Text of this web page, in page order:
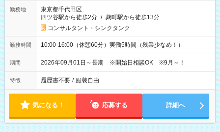
勤務地
東京都千代田区
四ツ谷駅から徒歩2分 / 麹町駅から徒歩13分
コンサルタント・シンクタンク
勤務時間 10:00-16:00（休憩60分）実働5時間（残業少なめ！）
期間 2026年09月01日～長期 ※開始日相談OK ※9月～！
特徴 履歴書不要 / 服装自由
気になる！ 応募する 詳細へ